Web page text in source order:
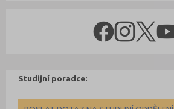
Studijní poradce: